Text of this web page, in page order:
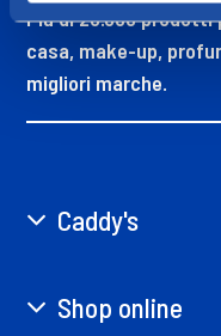
Più di 20.000 prodotti
casa, make-up,
migliori marche.
Caddy's
Shop online